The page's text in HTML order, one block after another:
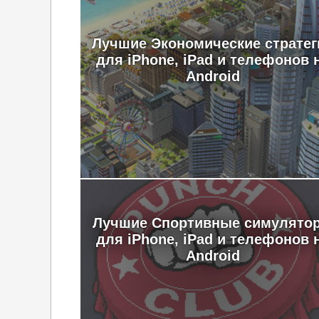
Лучшие Экономические
для iPhone, iPad и телефонов
Android
Лучшие Спортивные
для iPhone, iPad и телефонов
Android